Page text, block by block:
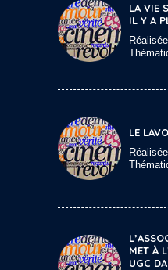
LA VIE
IL Y A
LE
MET À
UGC